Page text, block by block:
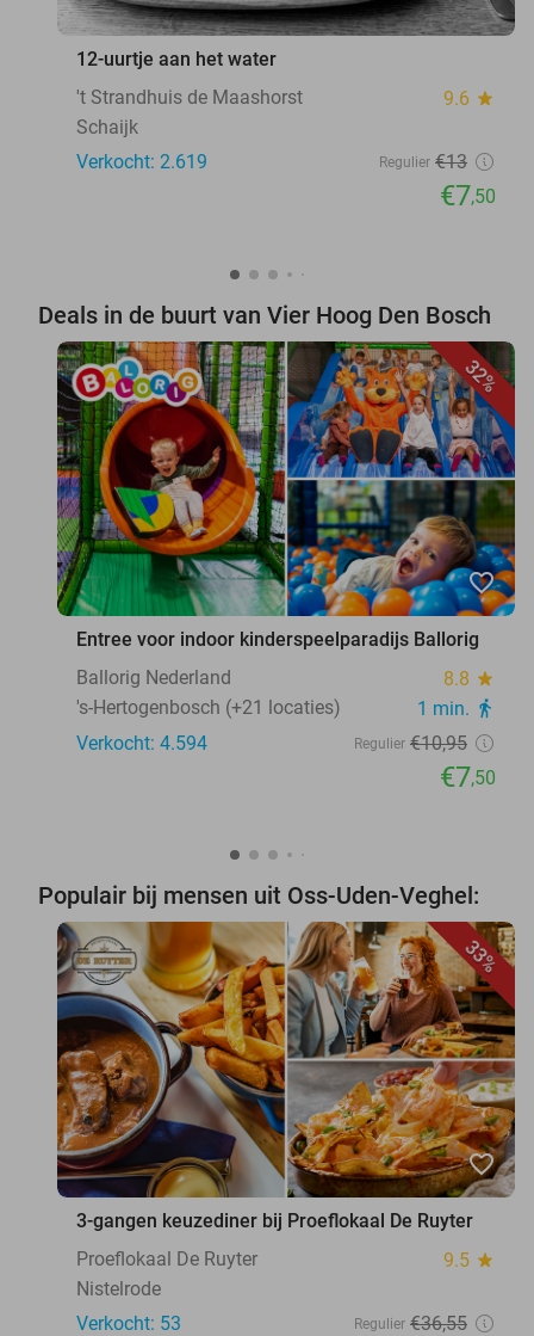
12-uurtje aan het water
't Strandhuis de Maashorst
9.6 star
Schaijk
Verkocht: 2.619
Regulier €13
€7,50
Deals in de buurt van Vier Hoog Den Bosch
32%
favorite_border
Entree voor indoor kinderspeelparadijs Ballorig
Ballorig Nederland
8.8 star
's-Hertogenbosch (+21 locaties) 1 min. directions_walk
Verkocht: 4.594 Regulier €10,95
€7,50
Populair bij mensen uit Oss-Uden-Veghel:
33%
favorite_border
3-gangen keuzediner bij Proeflokaal De Ruyter
Proeflokaal De Ruyter
9.5 star
Nistelrode
Verkocht: 53
Regulier €36,55